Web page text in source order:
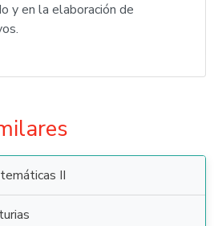
y en la elaboración de
II